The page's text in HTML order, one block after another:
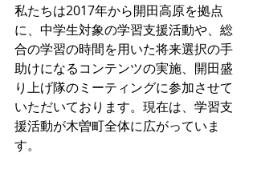
私たちは2017年から開田高原を拠点
に、中学生対象の学習支援活動や、総
合の学習の時間を用いた将来選択の手
助けになるコンテンツの実施、開田盛
り上げ隊のミーティングに参加させて
いただいております。現在は、学習支
援活動が木曽町全体に広がっていま
す。